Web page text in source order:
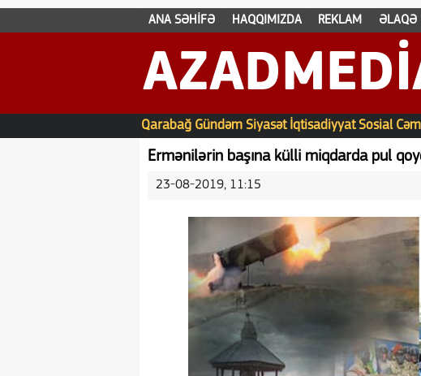
ANA SƏHİFƏ HAQQIMIZDA REKLAM ƏLAQƏ
Qarabağ Gündəm Siyasət İqtisadiyyat Sosial
Ermənilərin başına külli miqdarda pul
23-08-2019, 11:15